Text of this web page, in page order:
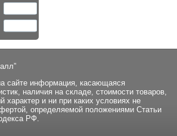
сайте информация, касающаяся
наличия на складе, стоимости товаров,
характер и ни при каких условиях не
определяемой положениями Статьи
РФ.